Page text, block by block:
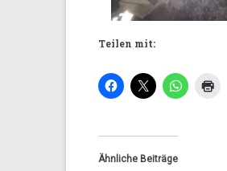
Teilen mit:
Ähnliche Beiträge